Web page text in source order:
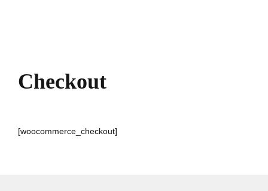
Checkout
[woocommerce_checkout]